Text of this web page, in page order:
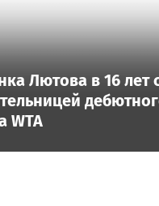
Лютова в 16 лет
WTA